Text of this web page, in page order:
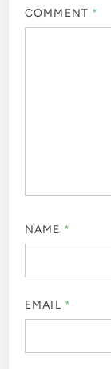
COMMENT *
NAME *
EMAIL *